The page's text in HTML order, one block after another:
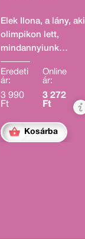
Elek Ilona, a lány, aki
olimpikon lett,
mindannyiunk
Csibije a magyar
sport első női
hatszoros világ-,
bajnok.
Eredeti
ár:
3 990
Ft
Online
ár:
3 272
Ft
Kosárba